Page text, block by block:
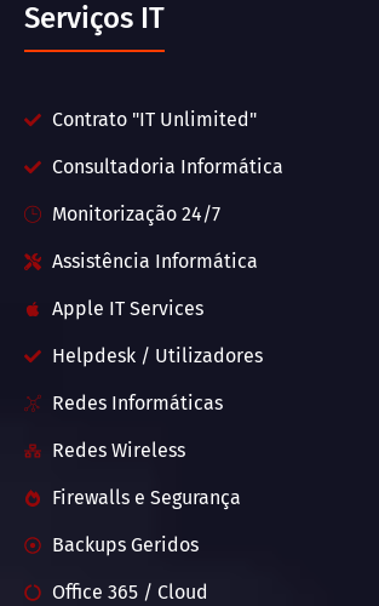
Serviços IT
Contrato "IT Unlimited"
Consultadoria Informática
Monitorização 24/7
Assistência Informática
Apple IT Services
Helpdesk / Utilizadores
Redes Informáticas
Redes Wireless
Firewalls e Segurança
Backups Geridos
Office 365 / Cloud